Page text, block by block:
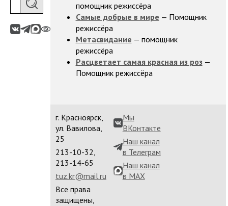
помощник режиссёра
Самые добрые в мире — Помощник
режиссёра
Метасвидание — помощник
режиссёра
Расцветает самая красная из роз —
Помощник режиссёра
г. Красноярск,
ул. Вавилова,
25
213-10-32,
213-14-65
tuz.kr@mail.ru
Все права
защищены,
Мы
ВКонтакте
Наш канал
в Телеграм
Наш канал
в MAX